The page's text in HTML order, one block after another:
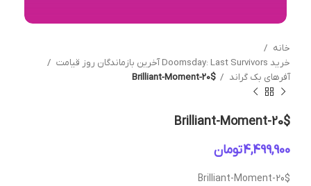
خانه
خرید Doomsday: Last Survivors آخرین بازماندگان روز قیامت
آفرهای بک گراند
Brilliant-Moment-20$
Brilliant-Moment-20$
تومان
Brilliant-Moment-20$